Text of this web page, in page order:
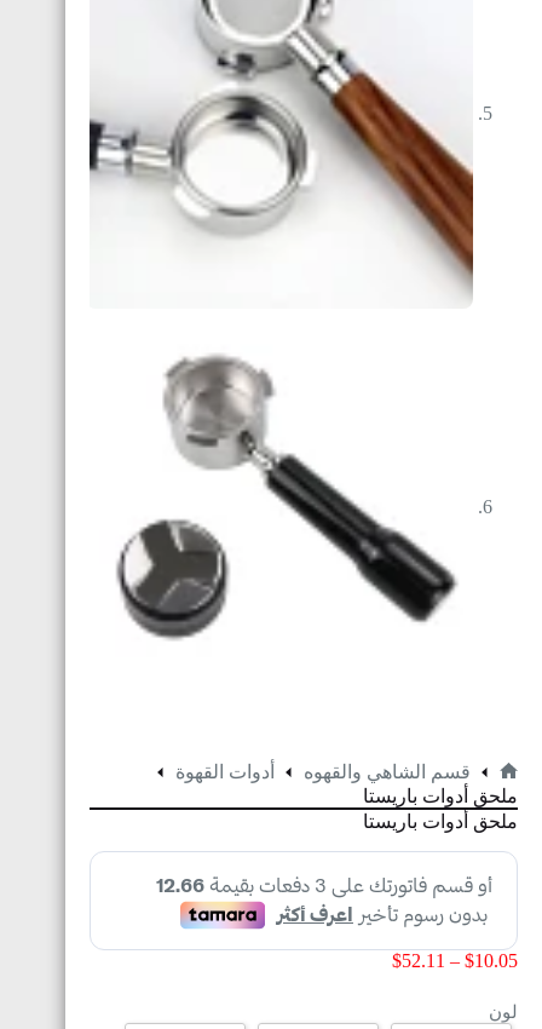
قسم الشاهي والقهوه
أدوات القهوة
ملحق أدوات باريستا
ملحق أدوات باريستا
$10.05
–
$52.11
لون